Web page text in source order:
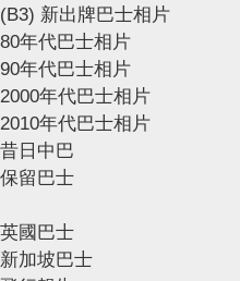
(B3) 新出牌巴士相片
80年代巴士相片
90年代巴士相片
2000年代巴士相片
2010年代巴士相片
昔日中巴
保留巴士
英國巴士
新加坡巴士